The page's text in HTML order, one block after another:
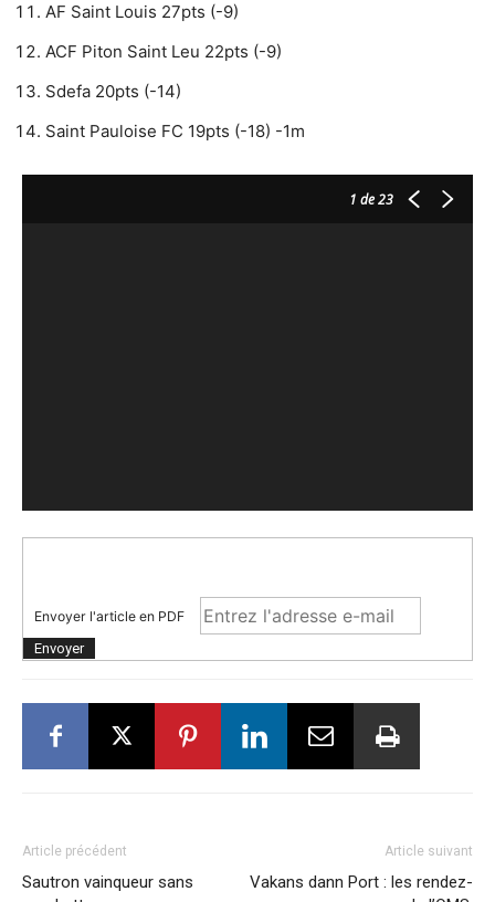
AF Saint Louis 27pts (-9)
ACF Piton Saint Leu 22pts (-9)
Sdefa 20pts (-14)
Saint Pauloise FC 19pts (-18) -1m
1 de 23
Envoyer l'article en PDF
Article précédent
Sautron vainqueur sans
Article suivant
Vakans dann Port : les rendez-